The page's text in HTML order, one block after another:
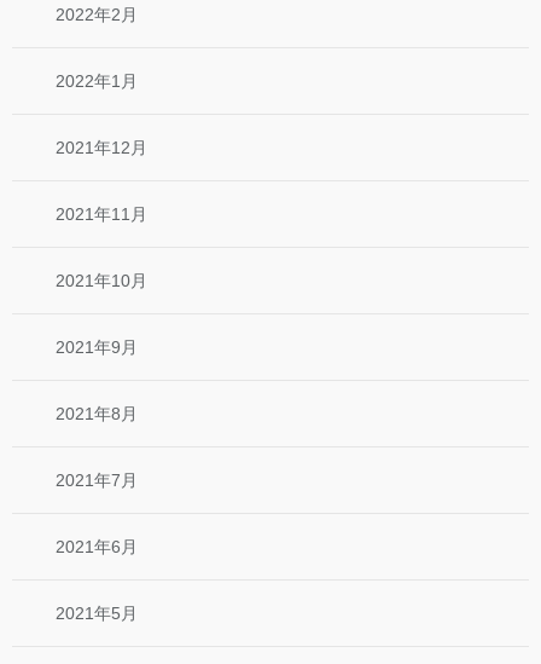
2022年2月
2022年1月
2021年12月
2021年11月
2021年10月
2021年9月
2021年8月
2021年7月
2021年6月
2021年5月